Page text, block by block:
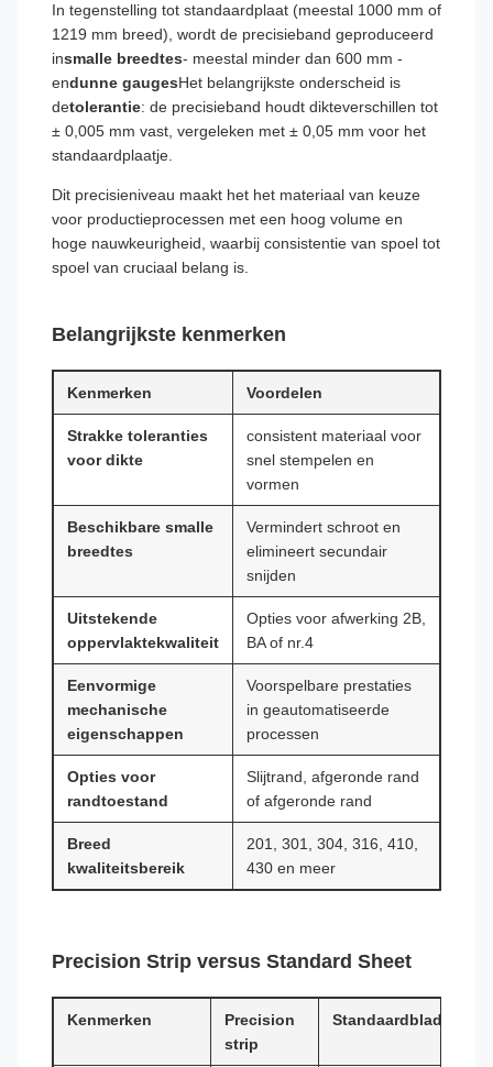
In tegenstelling tot standaardplaat (meestal 1000 mm of
1219 mm breed), wordt de precisieband geproduceerd
insmalle breedtes- meestal minder dan 600 mm -
endunne gaugesHet belangrijkste onderscheid is
detolerantie: de precisieband houdt dikteverschillen tot
± 0,005 mm vast, vergeleken met ± 0,05 mm voor het
standaardplaatje.
Dit precisieniveau maakt het het materiaal van keuze
voor productieprocessen met een hoog volume en
hoge nauwkeurigheid, waarbij consistentie van spoel tot
spoel van cruciaal belang is.
Belangrijkste kenmerken
Kenmerken Voordelen
Strakke toleranties
voor dikte
consistent materiaal voor
snel stempelen en
vormen
Beschikbare smalle
breedtes
Vermindert schroot en
elimineert secundair
snijden
Uitstekende
oppervlaktekwaliteit
Opties voor afwerking 2B,
BA of nr.4
Eenvormige
mechanische
eigenschappen
Voorspelbare prestaties
in geautomatiseerde
processen
Opties voor
randtoestand
Slijtrand, afgeronde rand
of afgeronde rand
Breed
kwaliteitsbereik
201, 301, 304, 316, 410,
430 en meer
Precision Strip versus Standard Sheet
Kenmerken
Precision
strip
Standaardblad